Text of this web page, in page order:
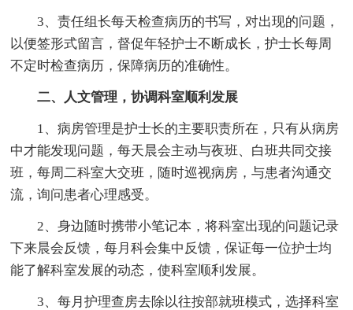
3、责任组长每天检查病历的书写，对出现的问题，
以便签形式留言，督促年轻护士不断成长，护士长每周
不定时检查病历，保障病历的准确性。
二、人文管理，协调科室顺利发展
1、病房管理是护士长的主要职责所在，只有从病房
中才能发现问题，每天晨会主动与夜班、白班共同交接
班，每周二科室大交班，随时巡视病房，与患者沟通交
流，询问患者心理感受。
2、身边随时携带小笔记本，将科室出现的问题记录
下来晨会反馈，每月科会集中反馈，保证每一位护士均
能了解科室发展的动态，使科室顺利发展。
3、每月护理查房去除以往按部就班模式，选择科室